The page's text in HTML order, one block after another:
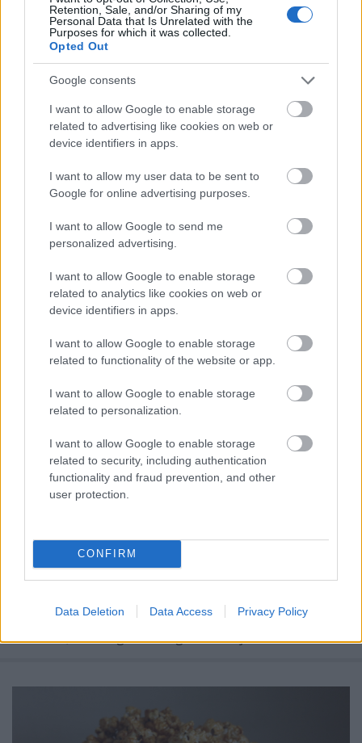
Retention, Sale, and/or Sharing of my
Personal Data that Is Unrelated with the
Purposes for which it was collected.
Opted Out
Google consents
I want to allow Google to enable storage
related to advertising like cookies on web or
device identifiers in apps.
I want to allow my user data to be sent to
Google for online advertising purposes.
I want to allow Google to send me
personalized advertising.
I want to allow Google to enable storage
related to analytics like cookies on web or
device identifiers in apps.
I want to allow Google to enable storage
related to functionality of the website or app.
I want to allow Google to enable storage
related to personalization.
I want to allow Google to enable storage
related to security, including authentication
functionality and fraud prevention, and other
user protection.
CONFIRM
Data Deletion Data Access Privacy Policy
Portugál narancsos sütemény
Az utóbbi években óriási a rajongásom a vérnarancs
és az úgynevezett "félvér" tarocco narancs iránt. Azt
hiszem ez az a gyümölcs, ami a legszebben mutat a
desszertfotókon és kellemesen édes fanyarságával
nem csak látványban, de ízben is tökéletes
harmóniát alkot az édes ízekkel. Viszont sem a…
Körtés frangipane tart/tartelette
és gyönyörű Zebramade tálalódeszkák
A tortakészítés kezd a életem részévé válni, és nem
tudok betelni vele, de mégis, semmit sem szeretek
jobban a pitéknél és tartoknál! Elkészíteni is imádom
őket (főleg mióta a késes aprítógépben állítom össze
a tésztát), de megenni még annál is jobban!!…